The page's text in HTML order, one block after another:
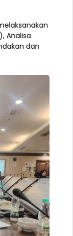
Analisa
dan